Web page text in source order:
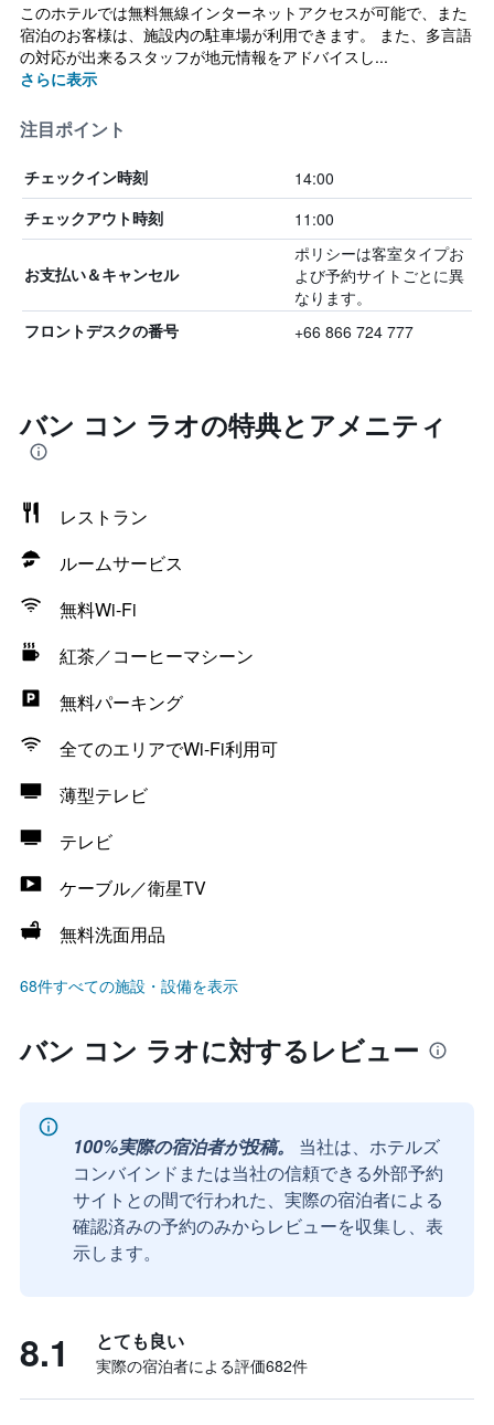
このホテルでは無料無線インターネットアクセスが可能で、また
宿泊のお客様は、施設内の駐車場が利用できます。 また、多言語
の対応が出来るスタッフが地元情報をアドバイスし...
さらに表示
注目ポイント
チェックイン時刻 14:00
チェックアウト時刻 11:00
お支払い＆キャンセル
ポリシーは客室タイプお
よび予約サイトごとに異
なります。
フロントデスクの番号 +66 866 724 777
バン コン ラオの特典とアメニティ
レストラン
ルームサービス
無料Wi-Fi
紅茶／コーヒーマシーン
無料パーキング
全てのエリアでWi-Fi利用可
薄型テレビ
テレビ
ケーブル／衛星TV
無料洗面用品
68件すべての施設・設備を表示
バン コン ラオに対するレビュー
100%実際の宿泊者が投稿。
当社は、ホテルズ
コンバインドまたは当社の信頼できる外部予約
サイトとの間で行われた、実際の宿泊者による
確認済みの予約のみからレビューを収集し、表
示します。
8.1 とても良い
実際の宿泊者による評価682​件